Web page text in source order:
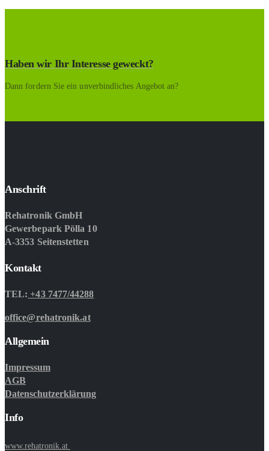
Haben wir Ihr Interesse geweckt?
Dann fordern Sie ein unverbindliches Angebot an?
Anschrift
Rehatronik GmbH
Gewerbepark Pölla 10
A-3353 Seitenstetten
Kontakt
TEL: +43 7477/44288
office@rehatronik.at
Allgemein
Impressum
AGB
Datenschutzerklärung
Info
www.rehatronik.at